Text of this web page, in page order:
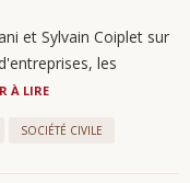
et Sylvain Coiplet sur
les
À LIRE
SOCIÉTÉ CIVILE